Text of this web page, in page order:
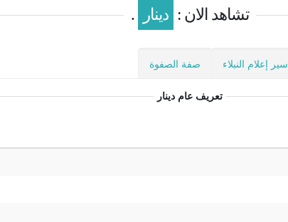
تشاهد الان : دينار .
سير إعلام النبلاء صفة الصفوة
تعريف عام دينار